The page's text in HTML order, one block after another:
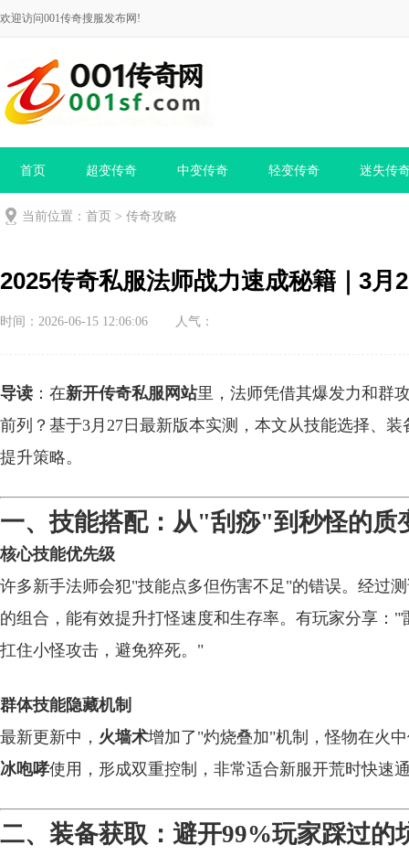
欢迎访问001传奇搜服发布网!
首页 超变传奇 中变传奇 轻变传奇 迷失传
当前位置： 首页 > 传奇攻略
2025传奇私服法师战力速成秘籍｜3月
时间：2026-06-15 12:06:06 人气：
导读 ：在新开传奇私服网站里，法师凭借其爆发力和群
前列？基于3月27日最新版本实测，本文从技能选择、
提升策略。
一、技能搭配：从"刮痧"到秒怪的质
核心技能优先级
许多新手法师会犯"技能点多但伤害不足"的错误。经过
的组合，能有效提升打怪速度和生存率。有玩家分享：
扛住小怪攻击，避免猝死。"
群体技能隐藏机制
最新更新中， 火墙术增加了"灼烧叠加"机制，怪物在火
冰咆哮使用，形成双重控制，非常适合新服开荒时快速
二、装备获取：避开99%玩家踩过的